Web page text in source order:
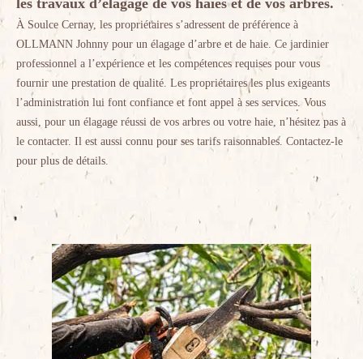
les travaux d’élagage de vos haies et de vos arbres.
À Soulce Cernay, les propriétaires s’adressent de préférence à
OLLMANN Johnny pour un élagage d’arbre et de haie. Ce jardinier
professionnel a l’expérience et les compétences requises pour vous
fournir une prestation de qualité. Les propriétaires les plus exigeants
l’administration lui font confiance et font appel à ses services. Vous
aussi, pour un élagage réussi de vos arbres ou votre haie, n’hésitez pas à
le contacter. Il est aussi connu pour ses tarifs raisonnables. Contactez-le
pour plus de détails.